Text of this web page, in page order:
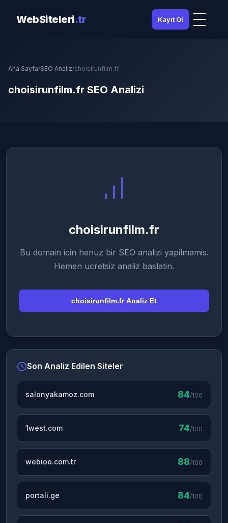
WebSiteleri.tr Kayıt Ol
Ana Sayfa/SEO Analiz/choisirunfilm.fr
choisirunfilm.fr SEO Analizi
choisirunfilm.fr
Bu domain icin henuz bir SEO analizi yapilmamis.
Hemen ucretsiz analiz baslatin.
choisirunfilm.fr Analiz Et
Son Analiz Edilen Siteler
salonyakamoz.com 84/100
1west.com 74/100
webioo.com.tr 88/100
portali.ge 84/100